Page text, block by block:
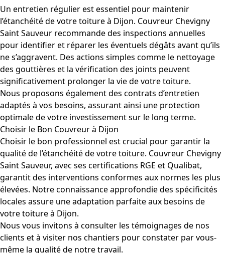
Un entretien régulier est essentiel pour maintenir
l’étanchéité de votre toiture à Dijon. Couvreur Chevigny
Saint Sauveur recommande des inspections annuelles
pour identifier et réparer les éventuels dégâts avant qu’ils
ne s’aggravent. Des actions simples comme le nettoyage
des gouttières et la vérification des joints peuvent
significativement prolonger la vie de votre toiture.
Nous proposons également des contrats d’entretien
adaptés à vos besoins, assurant ainsi une protection
optimale de votre investissement sur le long terme.
Choisir le Bon Couvreur à Dijon
Choisir le bon professionnel est crucial pour garantir la
qualité de l’étanchéité de votre toiture. Couvreur Chevigny
Saint Sauveur, avec ses certifications RGE et Qualibat,
garantit des interventions conformes aux normes les plus
élevées. Notre connaissance approfondie des spécificités
locales assure une adaptation parfaite aux besoins de
votre toiture à Dijon.
Nous vous invitons à consulter les témoignages de nos
clients et à visiter nos chantiers pour constater par vous-
même la qualité de notre travail.